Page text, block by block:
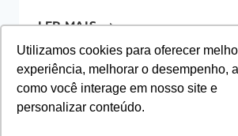
Utilizamos cookies para oferecer
experiência, melhorar o desempenho,
como você interage em nosso site e
personalizar conteúdo.
LER MAIS
© 2026 PLANT PROJECT -